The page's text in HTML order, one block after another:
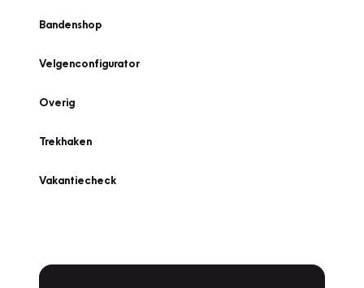
Bandenshop
Velgenconfigurator
Overig
Trekhaken
Vakantiecheck